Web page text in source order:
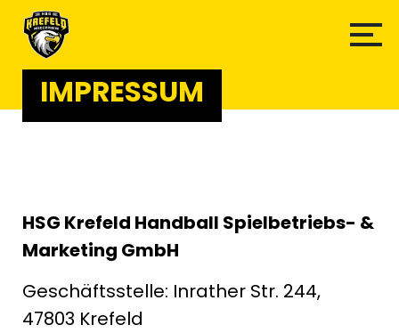
IMPRESSUM
HSG Krefeld Handball Spielbetriebs- &
Marketing GmbH
Geschäftsstelle: Inrather Str. 244,
47803 Krefeld